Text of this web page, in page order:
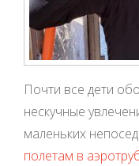
Почти все дети
нескучные
маленьких
полетам в